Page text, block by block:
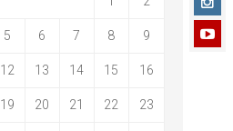
5 6 7 8 9
12 13 14 15 16
19 20 21 22 23